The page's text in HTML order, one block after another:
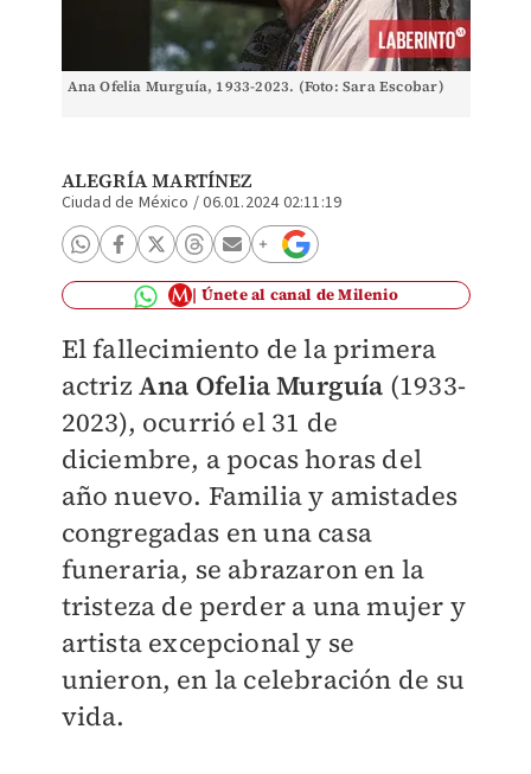
Ana Ofelia Murguía, 1933-2023. (Foto: Sara Escobar)
ALEGRÍA MARTÍNEZ
Ciudad de México /06.01.2024 02:11:19
Únete al canal de Milenio
El fallecimiento de la primera
actriz Ana Ofelia Murguía (1933-
2023), ocurrió el 31 de
diciembre, a pocas horas del
año nuevo. Familia y amistades
congregadas en una casa
funeraria, se abrazaron en la
tristeza de perder a una mujer y
artista excepcional y se
unieron, en la celebración de su
vida.